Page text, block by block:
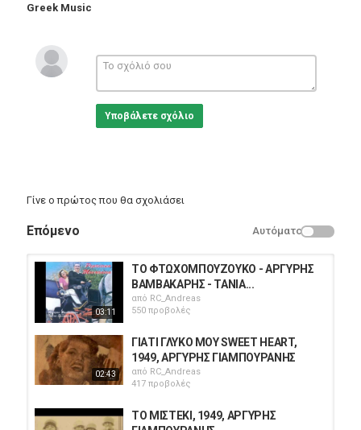
Greek Music
Υποβάλετε σχόλιο
Γίνε ο πρώτος που θα σχολιάσει
Επόμενο Αυτόματο
03:11
ΤΟ ΦΤΩΧΟΜΠΟΥΖΟΥΚΟ - ΑΡΓΥΡΗΣ
ΒΑΜΒΑΚΑΡΗΣ - ΤΑΝΙΑ...
από RC_Andreas
550 προβολές
02:43
ΓΙΑΤΙ ΓΛΥΚΟ ΜΟΥ SWEET HEART,
1949, ΑΡΓΥΡΗΣ ΓΙΑΜΠΟΥΡΑΝΗΣ
από RC_Andreas
417 προβολές
ΤΟ ΜΙΣΤΕΚΙ, 1949, ΑΡΓΥΡΗΣ